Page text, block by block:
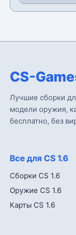
CS-
Лучшие сборки
модели оружия,
бесплатно, без
Все для CS 1.6
Сборки CS 1.6
Оружие CS 1.6
Карты CS 1.6